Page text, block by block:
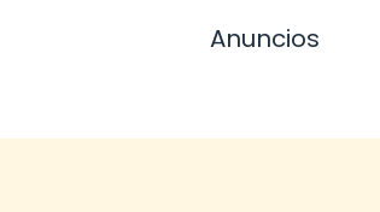
Anuncios